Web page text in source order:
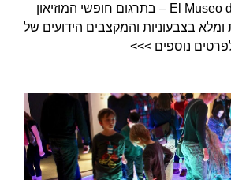
El Museo del Barrio New York – בתרגום חופשי המוזיאון
ומלא בצבעוניות והמקצבים הידועים של
נוספים >>>